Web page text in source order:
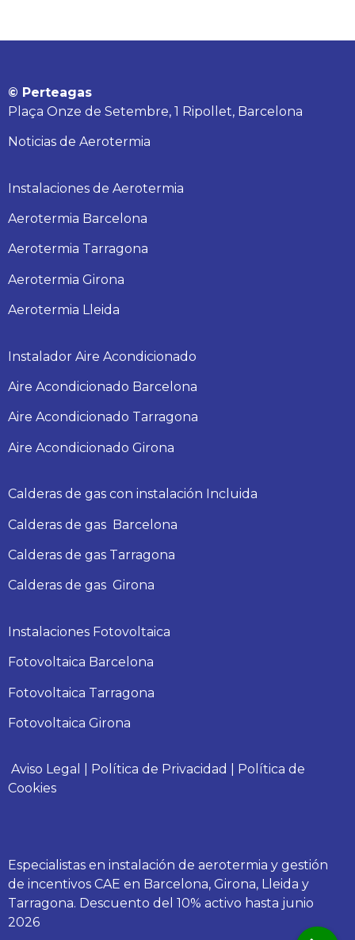
© Perteagas
Plaça Onze de Setembre, 1 Ripollet, Barcelona
Noticias de Aerotermia
Instalaciones de Aerotermia
Aerotermia Barcelona
Aerotermia Tarragona
Aerotermia Girona
Aerotermia Lleida
Instalador Aire Acondicionado
Aire Acondicionado Barcelona
Aire Acondicionado Tarragona
Aire Acondicionado Girona
Calderas de gas con instalación Incluida
Calderas de gas Barcelona
Calderas de gas Tarragona
Calderas de gas Girona
Instalaciones Fotovoltaica
Fotovoltaica Barcelona
Fotovoltaica Tarragona
Fotovoltaica Girona
Aviso Legal Política de Privacidad
Política de
Cookies
Especialistas en instalación de aerotermia y gestión
de incentivos CAE en Barcelona, Girona, Lleida y
Tarragona. Descuento del 10% activo hasta junio
2026